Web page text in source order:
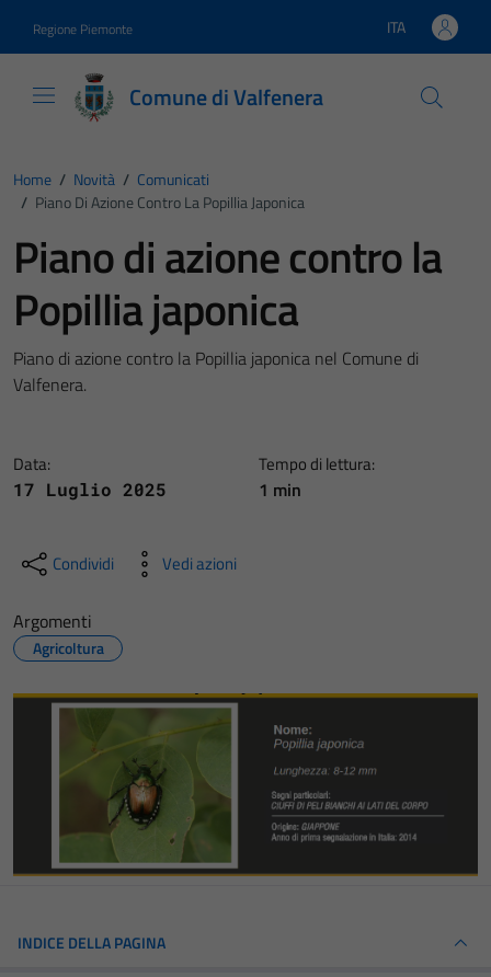
Regione Piemonte Lingua attiva:
ITA
Comune di Valfenera
Home / Novità / Comunicati
/ Piano Di Azione Contro La Popillia Japonica
Piano di azione contro la
Popillia japonica
Piano di azione contro la Popillia japonica nel Comune di
Valfenera.
Data:
17 Luglio 2025
Tempo di lettura:
1 min
Condividi Vedi azioni
Argomenti
Agricoltura
INDICE DELLA PAGINA